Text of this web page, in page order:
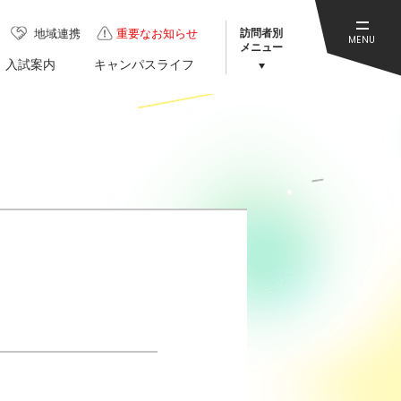
地域連携 重要なお知らせ
入試案内 キャンパスライフ
訪問者別
メニュー
MENU